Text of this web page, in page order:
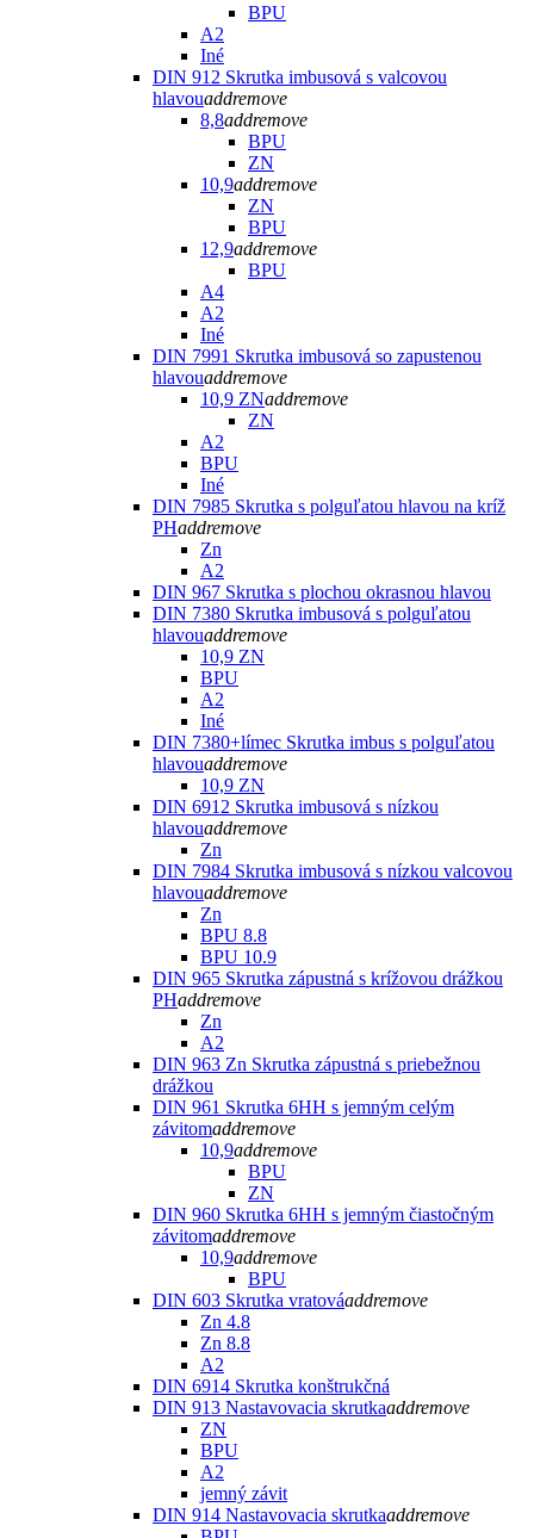
BPU
A2
Iné
DIN 912 Skrutka imbusová s valcovou
hlavouaddremove
8,8addremove
BPU
ZN
10,9addremove
ZN
BPU
12,9addremove
BPU
A4
A2
Iné
DIN 7991 Skrutka imbusová so zapustenou
hlavouaddremove
10,9 ZNaddremove
ZN
A2
BPU
Iné
DIN 7985 Skrutka s polguľatou hlavou na kríž
PHaddremove
Zn
A2
DIN 967 Skrutka s plochou okrasnou hlavou
DIN 7380 Skrutka imbusová s polguľatou
hlavouaddremove
10,9 ZN
BPU
A2
Iné
DIN 7380+límec Skrutka imbus s polguľatou
hlavouaddremove
10,9 ZN
DIN 6912 Skrutka imbusová s nízkou
hlavouaddremove
Zn
DIN 7984 Skrutka imbusová s nízkou valcovou
hlavouaddremove
Zn
BPU 8.8
BPU 10.9
DIN 965 Skrutka zápustná s krížovou drážkou
PHaddremove
Zn
A2
DIN 963 Zn Skrutka zápustná s priebežnou
drážkou
DIN 961 Skrutka 6HH s jemným celým
závitomaddremove
10,9addremove
BPU
ZN
DIN 960 Skrutka 6HH s jemným čiastočným
závitomaddremove
10,9addremove
BPU
DIN 603 Skrutka vratováaddremove
Zn 4.8
Zn 8.8
A2
DIN 6914 Skrutka konštrukčná
DIN 913 Nastavovacia skrutkaaddremove
ZN
BPU
A2
jemný závit
DIN 914 Nastavovacia skrutkaaddremove